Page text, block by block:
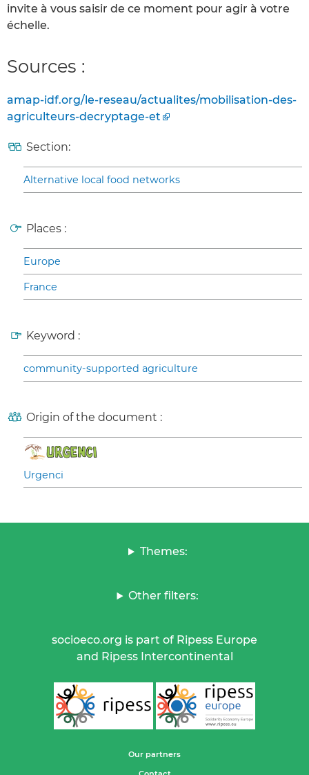
invite à vous saisir de ce moment pour agir à votre
échelle.
Sources :
amap-idf.org/le-reseau/actualites/mobilisation-des-
agriculteurs-decryptage-et
Section:
Alternative local food networks
Places :
Europe
France
Keyword :
community-supported agriculture
Origin of the document :
Urgenci
Themes:
Other filters:
socioeco.org is part of Ripess Europe
and Ripess Intercontinental
Our partners